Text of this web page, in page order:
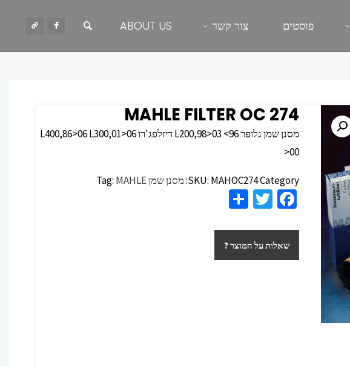
פוסטים צור קשר ABOUT US
MAHLE FILTER OC 274
מסנן שמן גלופר L200,98>03 <96 דיזלפג'רו L400,86>06 L300,01>06
00<
SKU: MAHOC274Category: מסנן שמן Tag: MAHLE
Fa
b
o
T
tt
er
ar
eשאלות על המוצר ?